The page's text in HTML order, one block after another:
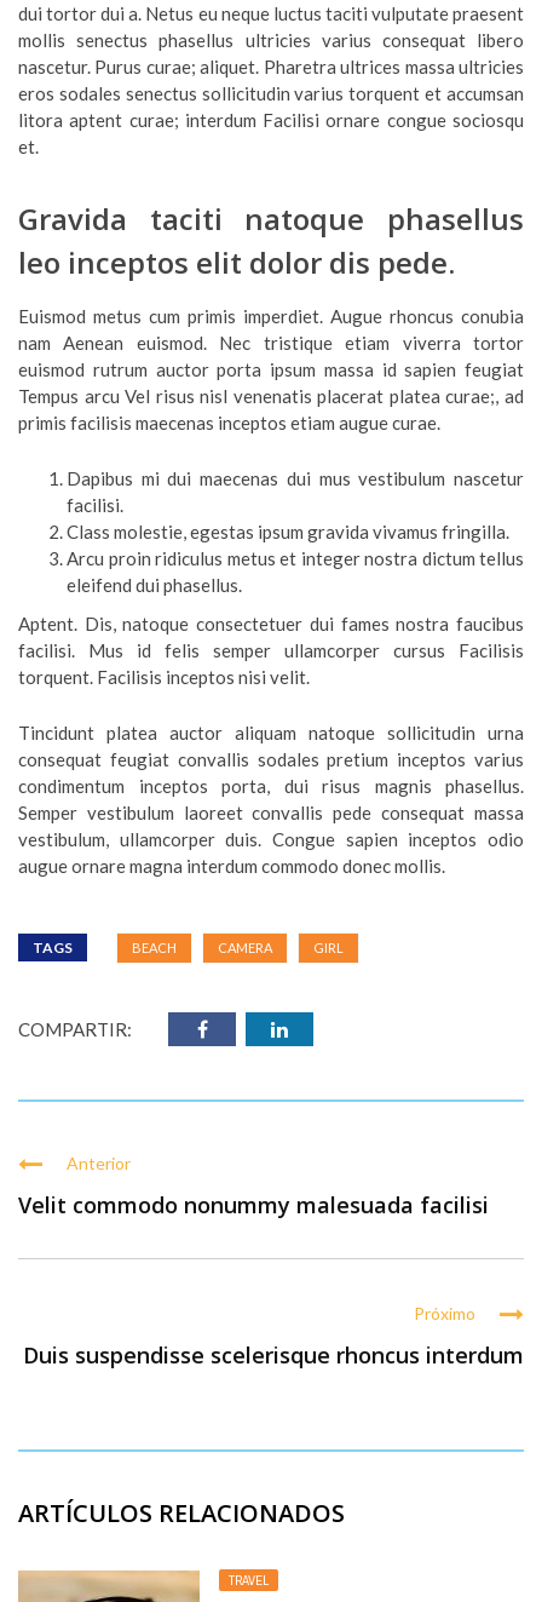
dui tortor dui a. Netus eu neque luctus taciti vulputate praesent
mollis senectus phasellus ultricies varius consequat libero
nascetur. Purus curae; aliquet. Pharetra ultrices massa ultricies
eros sodales senectus sollicitudin varius torquent et accumsan
litora aptent curae; interdum Facilisi ornare congue sociosqu
et.
Gravida taciti natoque phasellus
leo inceptos elit dolor dis pede.
Euismod metus cum primis imperdiet. Augue rhoncus conubia
nam Aenean euismod. Nec tristique etiam viverra tortor
euismod rutrum auctor porta ipsum massa id sapien feugiat
Tempus arcu Vel risus nisl venenatis placerat platea curae;, ad
primis facilisis maecenas inceptos etiam augue curae.
Dapibus mi dui maecenas dui mus vestibulum nascetur
facilisi.
Class molestie, egestas ipsum gravida vivamus fringilla.
Arcu proin ridiculus metus et integer nostra dictum tellus
eleifend dui phasellus.
Aptent. Dis, natoque consectetuer dui fames nostra faucibus
facilisi. Mus id felis semper ullamcorper cursus Facilisis
torquent. Facilisis inceptos nisi velit.
Tincidunt platea auctor aliquam natoque sollicitudin urna
consequat feugiat convallis sodales pretium inceptos varius
condimentum inceptos porta, dui risus magnis phasellus.
Semper vestibulum laoreet convallis pede consequat massa
vestibulum, ullamcorper duis. Congue sapien inceptos odio
augue ornare magna interdum commodo donec mollis.
TAGS BEACH CAMERA GIRL
COMPARTIR:
Anterior
Velit commodo nonummy malesuada facilisi
Próximo
Duis suspendisse scelerisque rhoncus interdum
ARTÍCULOS RELACIONADOS
TRAVEL